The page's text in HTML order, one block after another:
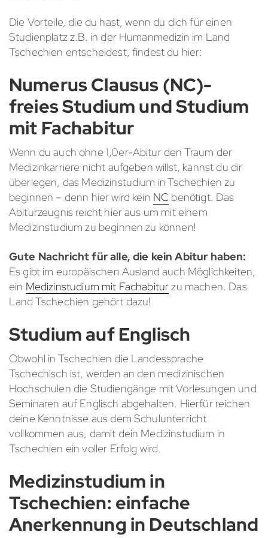
Die Vorteile, die du hast, wenn du dich für einen
Studienplatz z.B. in der Humanmedizin im Land
Tschechien entscheidest, findest du hier:
Numerus Clausus (NC)-
freies Studium und Studium
mit Fachabitur
Wenn du auch ohne 1,0er-Abitur den Traum der
Medizinkarriere nicht aufgeben willst, kannst du dir
überlegen, das Medizinstudium in Tschechien zu
beginnen – denn hier wird kein NC benötigt. Das
Abiturzeugnis reicht hier aus um mit einem
Medizinstudium zu beginnen zu können!
Gute Nachricht für alle, die kein Abitur haben:
Es gibt im europäischen Ausland auch Möglichkeiten,
ein Medizinstudium mit Fachabiturzu machen. Das
Land Tschechien gehört dazu!
Studium auf Englisch
Obwohl in Tschechien die Landessprache
Tschechisch ist, werden an den medizinischen
Hochschulen die Studiengänge mit Vorlesungen und
Seminaren auf Englisch abgehalten. Hierfür reichen
deine Kenntnisse aus dem Schulunterricht
vollkommen aus, damit dein Medizinstudium in
Tschechien ein voller Erfolg wird.
Medizinstudium in
Tschechien: einfache
Anerkennung in Deutschland